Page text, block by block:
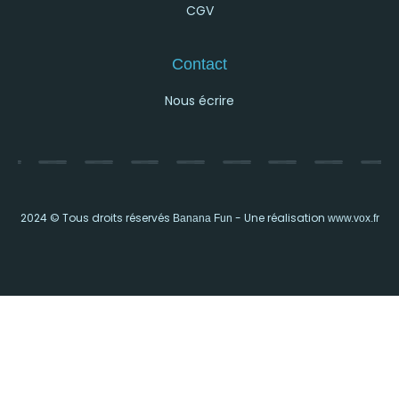
CGV
Contact
Nous écrire
2024 © Tous droits réservés Banana Fun - Une réalisation www.vox.fr